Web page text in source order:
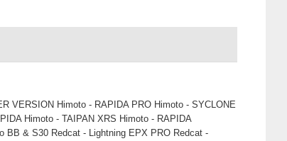
VERSION Himoto - RAPIDA PRO Himoto - SYCLONE
Himoto - TAIPAN XRS Himoto - RAPIDA
BB & S30 Redcat - Lightning EPX PRO Redcat -